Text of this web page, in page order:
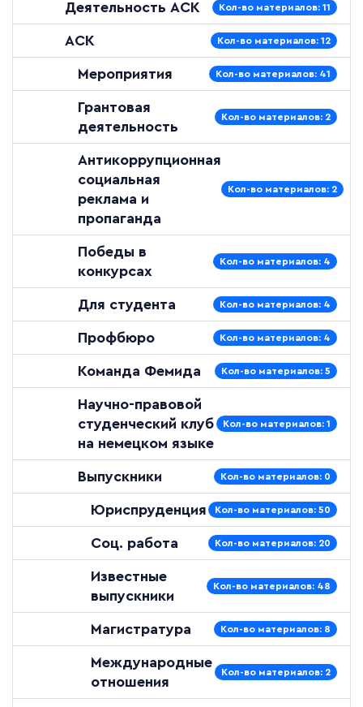
Деятельность АСК Кол-во материалов: 11
АСК Кол-во материалов: 12
Мероприятия Кол-во материалов: 41
Грантовая
деятельность
Кол-во материалов: 2
Антикоррупционная
социальная
реклама и
пропаганда
Кол-во материалов: 2
Победы в
конкурсах
Кол-во материалов: 4
Для студента Кол-во материалов: 4
Профбюро Кол-во материалов: 4
Команда Фемида Кол-во материалов: 5
Научно-правовой
студенческий клуб
на немецком языке
Кол-во материалов: 1
Выпускники Кол-во материалов: 0
Юриспруденция Кол-во материалов: 50
Соц. работа Кол-во материалов: 20
Известные
выпускники
Кол-во материалов: 48
Магистратура Кол-во материалов: 8
Международные
отношения
Кол-во материалов: 2